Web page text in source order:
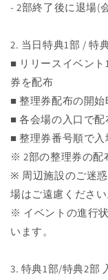
- 2部終了後に退場(
2. 当日特典1部 / 特
■ リリースイベン
券を配布
■ 整理券配布の開始
■ 各会場の入口で配
■ 整理券番号順で入
※ 2部の整理券の配
※ 周辺施設のご迷
場はご遠慮ください
※ イベントの進行
います。
3. 特典1部/特典2部